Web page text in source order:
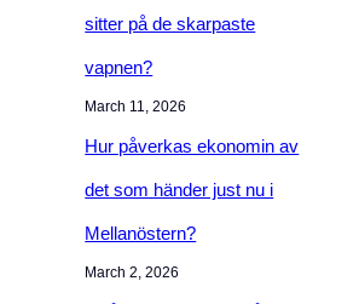
sitter på de skarpaste
vapnen?
March 11, 2026
Hur påverkas ekonomin av
det som händer just nu i
Mellanöstern?
March 2, 2026